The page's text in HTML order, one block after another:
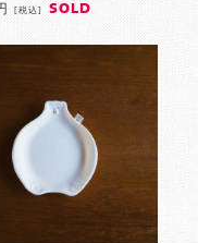
[税込] SOLD